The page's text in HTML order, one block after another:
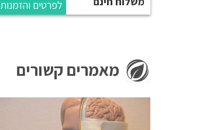
לפרטים והזמנות
מאמרים קשורים